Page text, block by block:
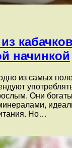
начинкой
из самых
Они богаты
Но…